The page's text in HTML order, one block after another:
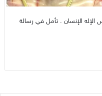
الإله الإنسان . تأمل في رسالة